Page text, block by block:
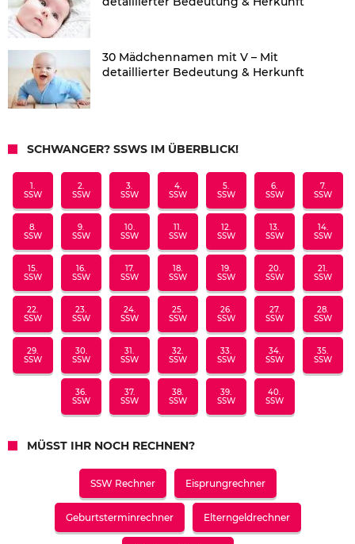
30 Mädchennamen mit V – Mit
detaillierter Bedeutung & Herkunft
SCHWANGER? SSWS IM ÜBERBLICK!
1.
SSW
2.
SSW
3.
SSW
4.
SSW
5.
SSW
6.
SSW
7.
SSW
8.
SSW
9.
SSW
10.
SSW
11.
SSW
12.
SSW
13.
SSW
14.
SSW
15.
SSW
16.
SSW
17.
SSW
18.
SSW
19.
SSW
20.
SSW
21.
SSW
22.
SSW
23.
SSW
24.
SSW
25.
SSW
26.
SSW
27.
SSW
28.
SSW
29.
SSW
30.
SSW
31.
SSW
32.
SSW
33.
SSW
34.
SSW
35.
SSW
36.
SSW
37.
SSW
38.
SSW
39.
SSW
40.
SSW
MÜSST IHR NOCH RECHNEN?
SSW Rechner Eisprungrechner
Geburtsterminrechner Elterngeldrechner